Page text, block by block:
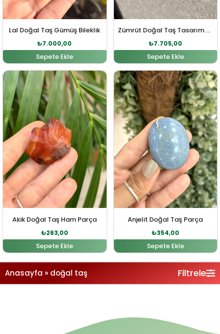
Lal Doğal Taş Gümüş Bileklik
₺7.000,00
Sepete Ekle
Zümrüt Doğal Taş Tasarım Gümüş Bileklik
₺7.705,00
Sepete Ekle
Akik Doğal Taş Ham Parça
Orijinal fiyat: ₺289,00.
₺263,00
Şu andaki fiyat: ₺263,00.
Sepete Ekle
Anjelit Doğal Taş Parça
Orijinal fiyat: ₺389,00.
₺354,00
Şu andaki
Sepete Ekle
Anasayfa » doğal taş Filtrele